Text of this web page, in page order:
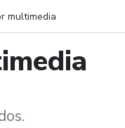
multimedia
de búsqueda